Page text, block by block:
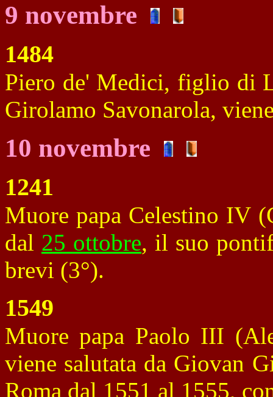
9 novembre
1484
Piero de' Medici, figlio di
Girolamo Savonarola,
10 novembre
1241
Muore papa Celestino IV
dal 25 ottobre, il suo
brevi (3°).
1549
Muore papa Paolo III
viene salutata da Giovan
Roma dal 1551 al 1555,